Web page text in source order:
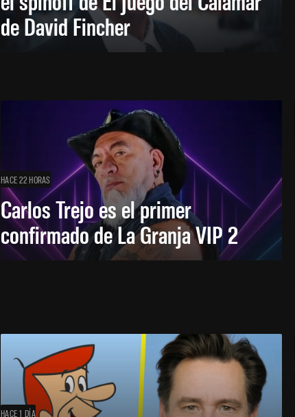
de David Fincher
HACE 22 HORAS
Carlos Trejo es el primer
confirmado de La Granja VIP 2
HACE 1 DÍA